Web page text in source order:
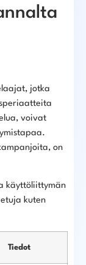
jotka
voivat
on
käyttöliittymän
kuten
Tiedot